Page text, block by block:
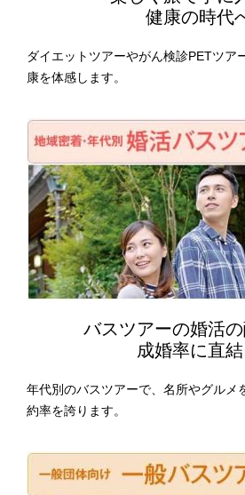
健康の時代
ダイエットツアーやがん検診PETツア
康を体感します。
バスツアーの婚活の
成婚率に直結
年代別のバスツアーで、名所やグルメ
約率を誇ります。